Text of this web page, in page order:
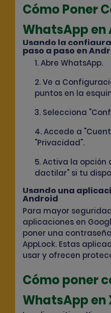
Cómo Poner
WhatsApp en
Usando la
paso a paso en
1. Abre WhatsApp.
2. Ve a
puntos en la
3. Selecciona
4. Accede a
"Privacidad".
5. Activa la opción
dactilar" si tu
Usando una
Android
Para mayor
aplicaciones en
poner una
AppLock. Estas
usar y ofrecen
Cómo poner
WhatsApp en